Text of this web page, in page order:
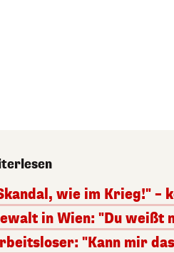
wie im Krieg!" –
in Wien: "Du weißt
"Kann mir